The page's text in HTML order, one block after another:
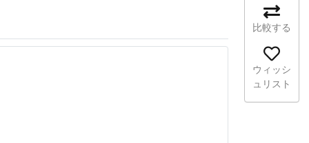
比較する
ウィッシ
ュリスト